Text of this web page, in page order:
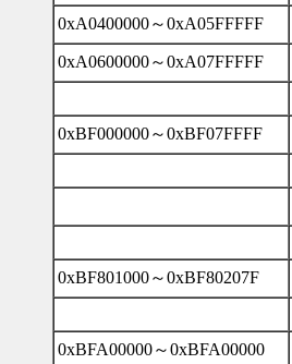
0xA0400000～0xA05FFFFF
0xA0600000～0xA07FFFFF
0xBF000000～0xBF07FFFF
0xBF801000～0xBF80207F
0xBFA00000～0xBFA00000